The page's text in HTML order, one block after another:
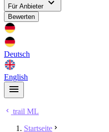
Für Anbieter
Bewerten
Deutsch
English
trail ML
Startseite